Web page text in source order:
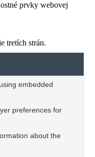
prvky webovej
tretích strán.
embedded
preferences for
about the